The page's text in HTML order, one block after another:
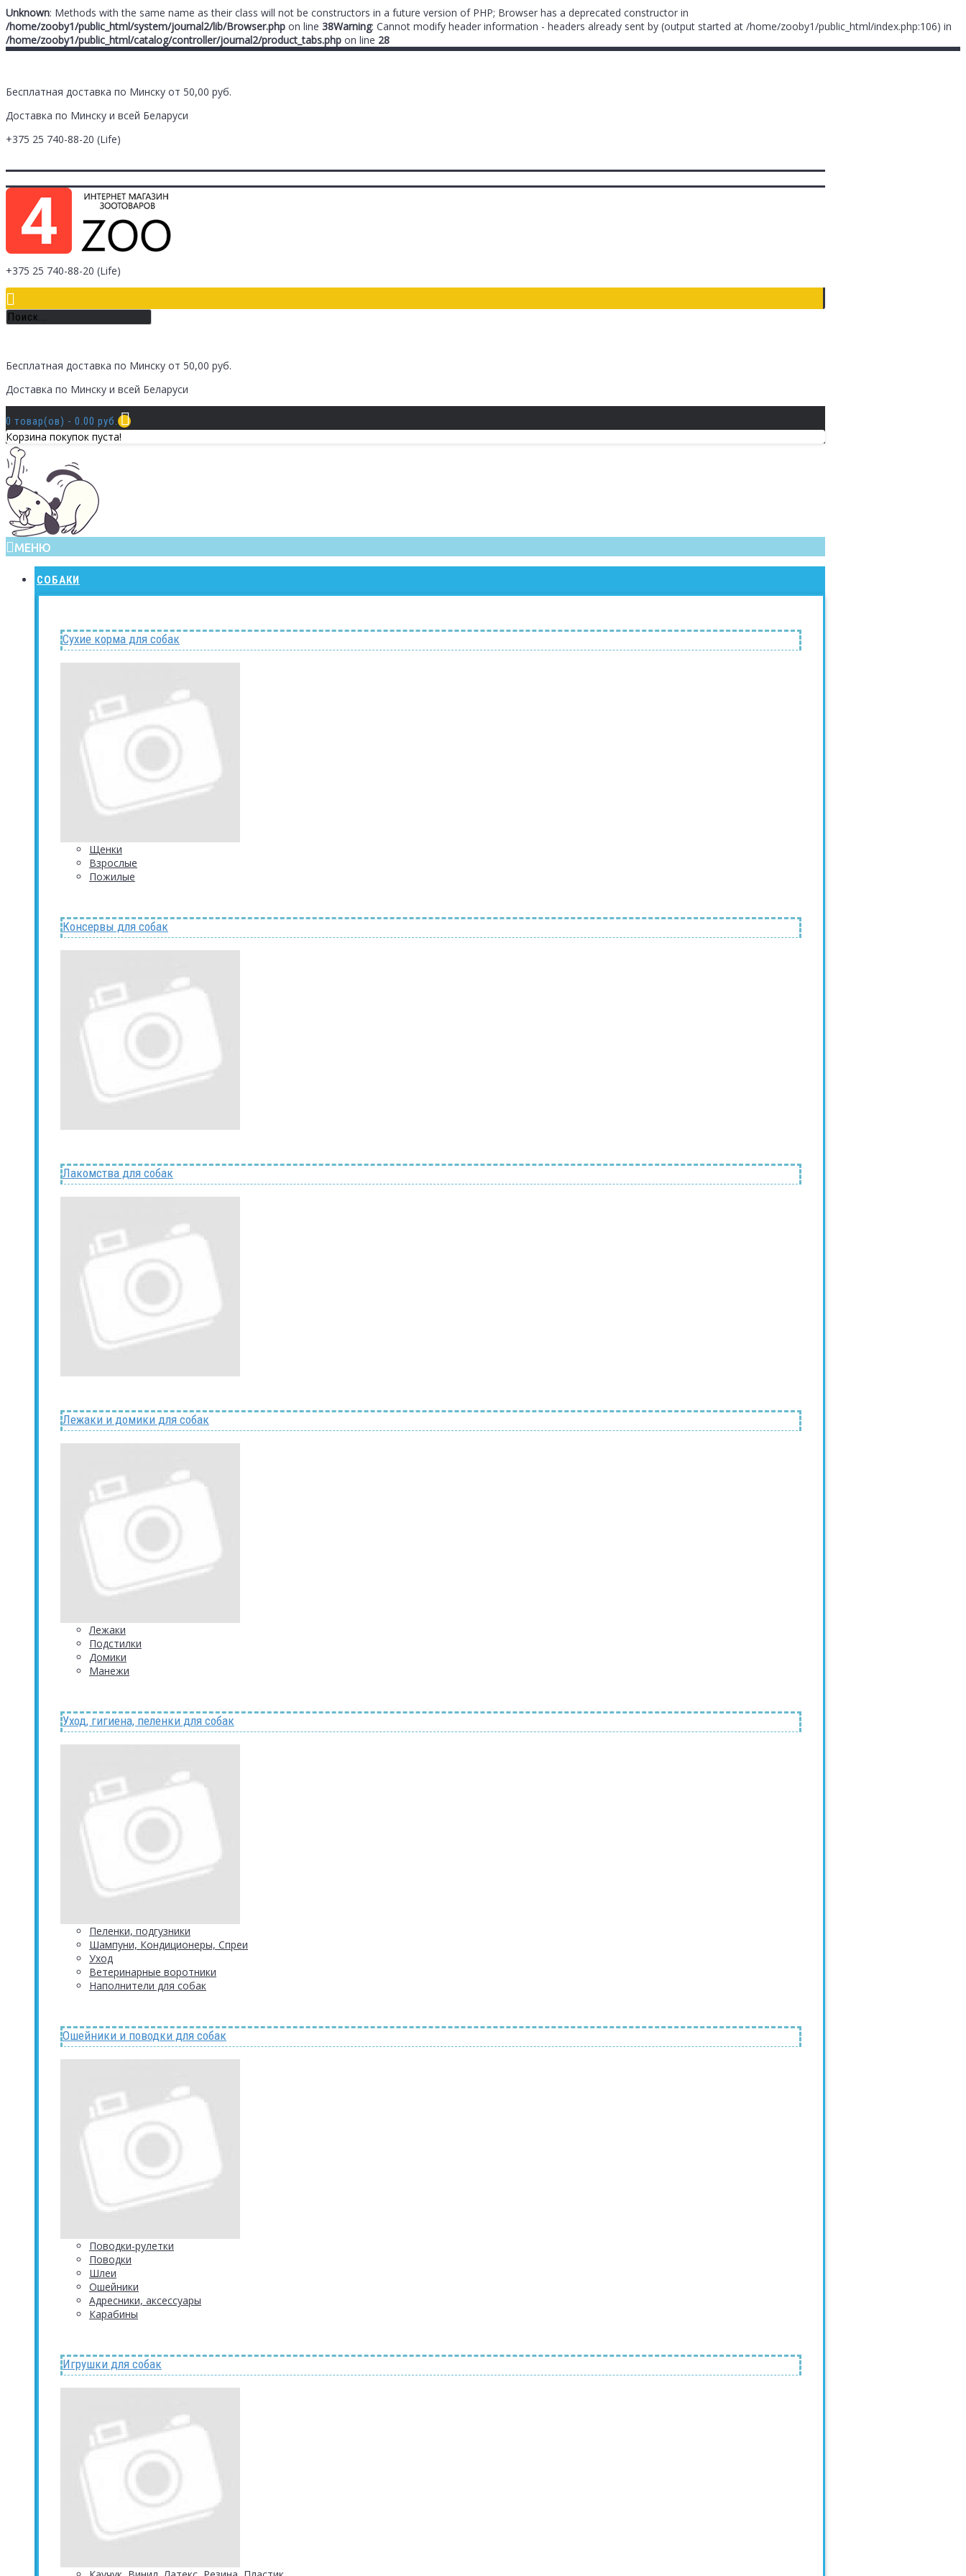
Unknown: Methods with the same name as their class will not be constructors in a future version of PHP; Browser has a deprecated constructor in
/home/zooby1/public_html/system/journal2/lib/Browser.php on line 38Warning: Cannot modify header information - headers already sent by (output started at /home/zooby1/public_html/index.php:106) in
/home/zooby1/public_html/catalog/controller/journal2/product_tabs.php on line 28
Бесплатная доставка по Минску от 50,00 руб.
Доставка по Минску и всей Беларуси
+375 25 740-88-20 (Life)
+375 25 740-88-20 (Life)
Бесплатная доставка по Минску от 50,00 руб.
Доставка по Минску и всей Беларуси
0 товар(ов) - 0.00 руб.
Корзина покупок пуста!
МЕНЮ
СОБАКИ
Сухие корма для собак
Щенки
Взрослые
Пожилые
Консервы для собак
Лакомства для собак
Лежаки и домики для собак
Лежаки
Подстилки
Домики
Манежи
Уход, гигиена, пеленки для собак
Пеленки, подгузники
Шампуни, Кондиционеры, Спреи
Уход
Ветеринарные воротники
Наполнители для собак
Ошейники и поводки для собак
Поводки-рулетки
Поводки
Шлеи
Ошейники
Адресники, аксессуары
Карабины
Игрушки для собак